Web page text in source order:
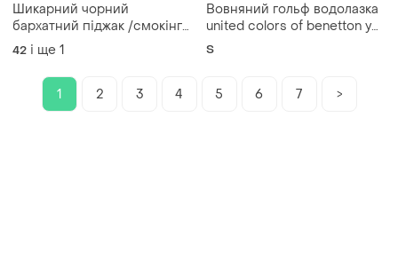
Шикарний чорний
бархатний піджак /смокінг
,united colour of
benetton.p.40-42
42 і ще 1
Вовняний гольф водолазка
united colors of benetton у
смарагдовому кольорі
S
1 2 3 4 5 6 7 >